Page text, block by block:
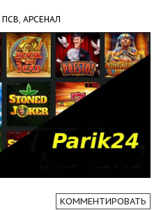
ПСВ, АРСЕНАЛ
КОММЕНТИРОВАТЬ